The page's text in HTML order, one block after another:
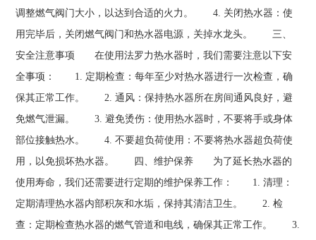
调整燃气阀门大小，以达到合适的火力。 4. 关闭热水器：使
用完毕后，关闭燃气阀门和热水器电源，关掉水龙头。 三、
安全注意事项 在使用法罗力热水器时，我们需要注意以下安
全事项： 1. 定期检查：每年至少对热水器进行一次检查，确
保其正常工作。 2. 通风：保持热水器所在房间通风良好，避
免燃气泄漏。 3. 避免烫伤：使用热水器时，不要将手或身体
部位接触热水。 4. 不要超负荷使用：不要将热水器超负荷使
用，以免损坏热水器。 四、维护保养 为了延长热水器的
使用寿命，我们还需要进行定期的维护保养工作： 1. 清理：
定期清理热水器内部积灰和水垢，保持其清洁卫生。 2. 检
查：定期检查热水器的燃气管道和电线，确保其正常工作。 3.